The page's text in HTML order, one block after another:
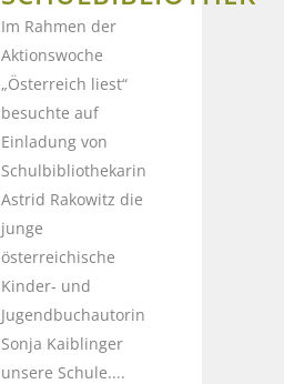
Im Rahmen der
Aktionswoche
„Österreich liest“
besuchte auf
Einladung von
Schulbibliothekarin
Astrid Rakowitz die
junge
österreichische
Kinder- und
Jugendbuchautorin
Sonja Kaiblinger
unsere Schule....